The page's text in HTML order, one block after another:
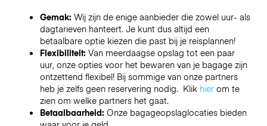
Gemak: Wij zijn de enige aanbieder die zowel uur- als
dagtarieven hanteert. Je kunt dus altijd een
betaalbare optie kiezen die past bij je reisplannen!
Flexibiliteit: Van meerdaagse opslag tot een paar
uur, onze opties voor het bewaren van je bagage zijn
ontzettend flexibel! Bij sommige van onze partners
heb je zelfs geen reservering nodig. Klik hierom te
zien om welke partners het gaat.
Betaalbaarheid: Onze bagageopslaglocaties bieden